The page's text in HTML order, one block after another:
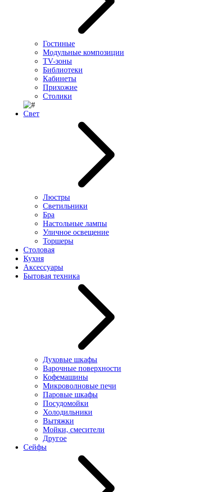
Гостиные
Модульные композиции
TV-зоны
Библиотеки
Кабинеты
Прихожие
Столики
Свет
Люстры
Светильники
Бра
Настольные лампы
Уличное освещение
Торшеры
Столовая
Кухня
Аксессуары
Бытовая техника
Духовые шкафы
Варочные поверхности
Кофемашины
Микроволновые печи
Паровые шкафы
Посудомойки
Холодильники
Вытяжки
Мойки, смесители
Другое
Сейфы